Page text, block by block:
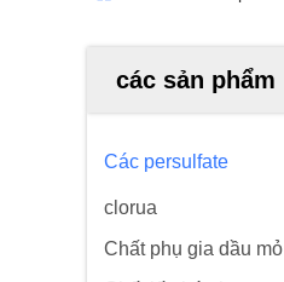
các sản phẩm
Các persulfate
clorua
Chất phụ gia dầu mỏ